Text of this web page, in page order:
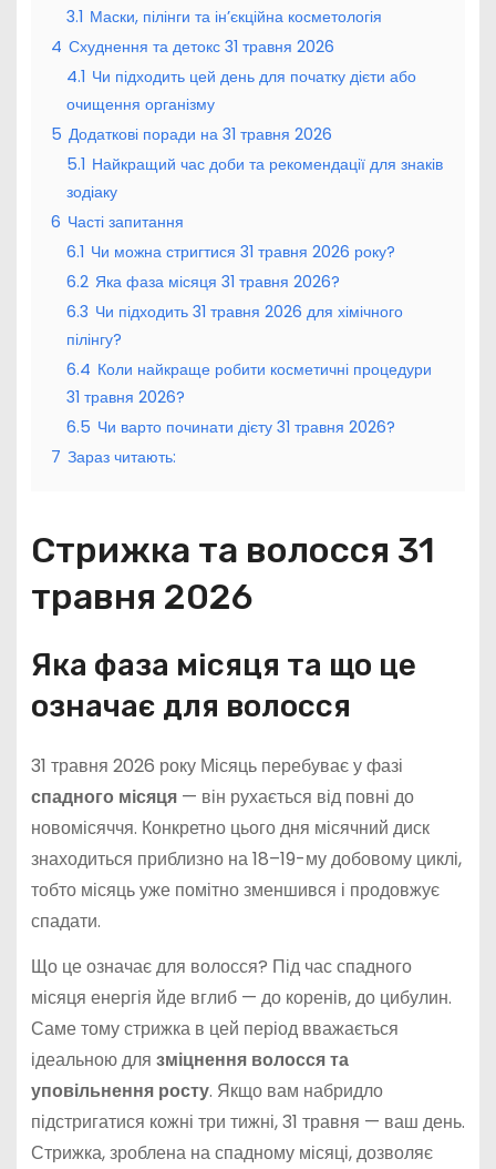
3.1 Маски, пілінги та ін’єкційна косметологія
4 Схуднення та детокс 31 травня 2026
4.1 Чи підходить цей день для початку дієти або
очищення організму
5 Додаткові поради на 31 травня 2026
5.1 Найкращий час доби та рекомендації для знаків
зодіаку
6 Часті запитання
6.1 Чи можна стригтися 31 травня 2026 року?
6.2 Яка фаза місяця 31 травня 2026?
6.3 Чи підходить 31 травня 2026 для хімічного
пілінгу?
6.4 Коли найкраще робити косметичні процедури
31 травня 2026?
6.5 Чи варто починати дієту 31 травня 2026?
7 Зараз читають:
Стрижка та волосся 31
травня 2026
Яка фаза місяця та що це
означає для волосся
31 травня 2026 року Місяць перебуває у фазі
спадного місяця— він рухається від повні до
новомісяччя. Конкретно цього дня місячний диск
знаходиться приблизно на 18–19-му добовому циклі,
тобто місяць уже помітно зменшився і продовжує
спадати.
Що це означає для волосся? Під час спадного
місяця енергія йде вглиб — до коренів, до цибулин.
Саме тому стрижка в цей період вважається
ідеальною для зміцнення волосся та
уповільнення росту. Якщо вам набридло
підстригатися кожні три тижні, 31 травня — ваш день.
Стрижка, зроблена на спадному місяці, дозволяє